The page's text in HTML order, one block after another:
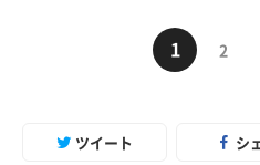
1 2
ツイート シ